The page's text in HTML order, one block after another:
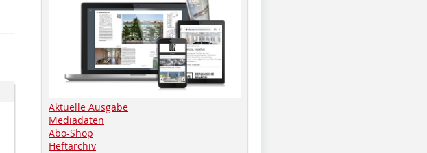
Aktuelle Ausgabe
Mediadaten
Abo-Shop
Heftarchiv